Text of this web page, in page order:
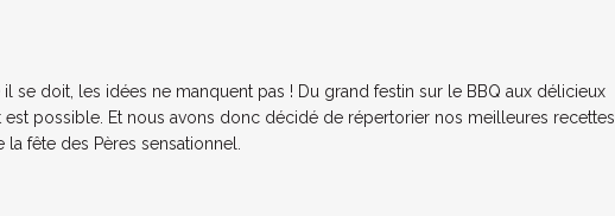
se doit, les idées ne manquent pas ! Du grand festin sur le BBQ aux délicieux
est possible. Et nous avons donc décidé de répertorier nos meilleures recettes
fête des Pères sensationnel.